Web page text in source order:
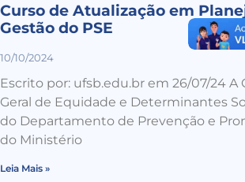
Curso de Atualização em
Gestão do PSE
10/10/2024
Escrito por: ufsb.edu.br em 26/07/24 A
Geral de Equidade e Determinantes
do Departamento de Prevenção e
do Ministério
Leia Mais »